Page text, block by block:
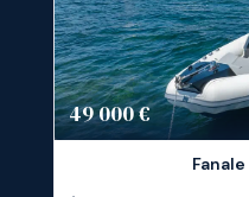
49 000 €